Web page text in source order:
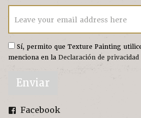
Leave your email address here
Sí, permito que Texture Painting
menciona en la Declaración de privacidad
Enviar
Facebook